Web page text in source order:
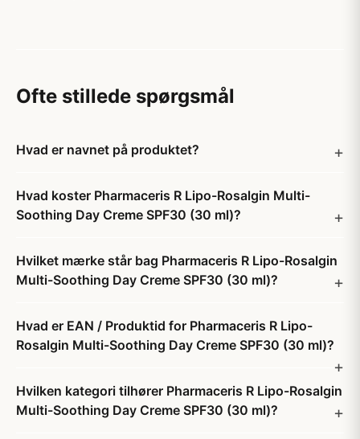
Ofte stillede spørgsmål
Hvad er navnet på produktet?
Hvad koster Pharmaceris R Lipo-Rosalgin Multi-
Soothing Day Creme SPF30 (30 ml)?
Hvilket mærke står bag Pharmaceris R Lipo-Rosalgin
Multi-Soothing Day Creme SPF30 (30 ml)?
Hvad er EAN / Produktid for Pharmaceris R Lipo-
Rosalgin Multi-Soothing Day Creme SPF30 (30 ml)?
Hvilken kategori tilhører Pharmaceris R Lipo-Rosalgin
Multi-Soothing Day Creme SPF30 (30 ml)?